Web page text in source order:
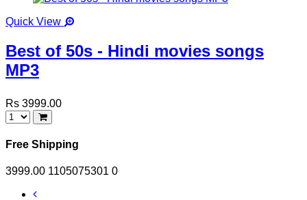
Quick View
Best of 50s - Hindi movies songs
MP3
Rs 3999.00
Free Shipping
3999.00 1105075301 0